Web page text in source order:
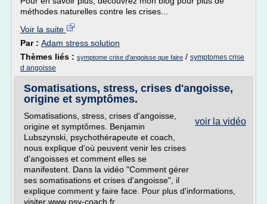
méthodes naturelles contre les crises...
Voir la suite
Par : Adam stress solution
Thèmes liés : symptome crise d'angoisse que faire / symptomes crise
d angoisse
Somatisations, stress, crises d'angoisse,
origine et symptômes.
voir la vidéo
Somatisations, stress, crises d'angoisse,
origine et symptômes. Benjamin
Lubszynski, psychothérapeute et coach,
nous explique d'où peuvent venir les crises
d'angoisses et comment elles se
manifestent. Dans la vidéo "Comment gérer
ses somatisations et crises d'angoisse", il
explique comment y faire face. Pour plus d'informations,
visiter www psy-coach.fr